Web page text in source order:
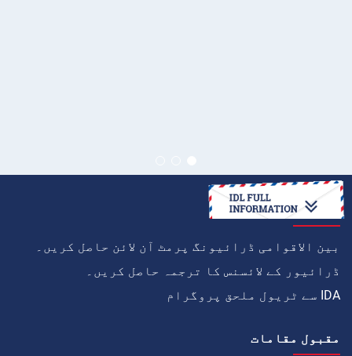
کیسے
بین الاقوامی ڈرائیونگ پرمٹ آن لائن حاصل کریں۔
ڈرائیور کے لائسنس کا ترجمہ حاصل کریں۔
IDA سے ٹریول ملحق پروگرام
مقبول مقامات